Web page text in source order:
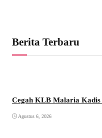
Berita Terbaru
Cegah KLB Malaria
Agustus 6, 2026